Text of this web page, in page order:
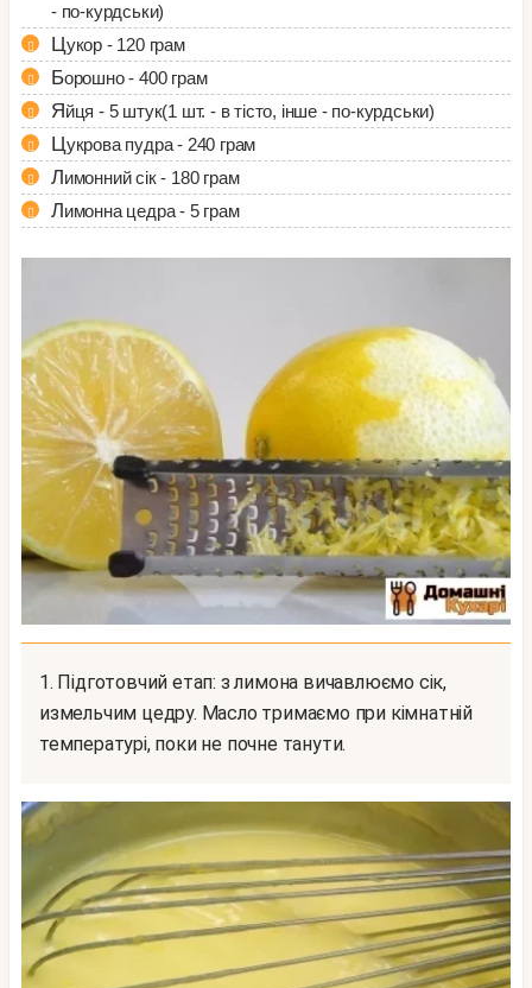
- по-курдськи)
Цукор - 120 грам
Борошно - 400 грам
Яйця - 5 штук(1 шт. - в тісто, інше - по-курдськи)
Цукрова пудра - 240 грам
Лимонний сік - 180 грам
Лимонна цедра - 5 грам
1. Підготовчий етап: з лимона вичавлюємо сік,
измельчим цедру. Масло тримаємо при кімнатній
температурі, поки не почне танути.